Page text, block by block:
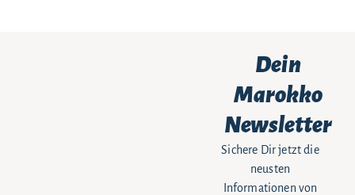
Dein
Marokko
Newsletter
Sichere Dir jetzt die
neusten
Informationen von